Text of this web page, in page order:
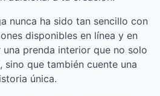
nunca ha sido tan sencillo con
disponibles en línea y en
una prenda interior que no solo
que también cuente una
única.